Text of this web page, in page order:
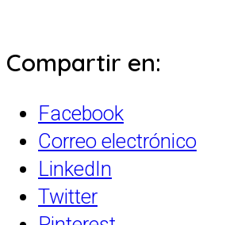
Compartir en:
Facebook
Correo electrónico
LinkedIn
Twitter